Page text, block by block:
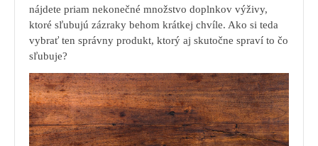
nájdete priam nekonečné množstvo doplnkov výživy,
ktoré sľubujú zázraky behom krátkej chvíle. Ako si teda
vybrať ten správny produkt, ktorý aj skutočne spraví to čo
sľubuje?